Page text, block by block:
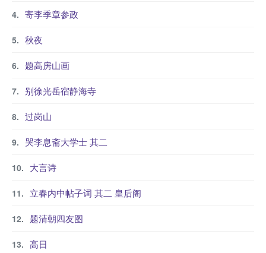
寄李季章参政
秋夜
题高房山画
别徐光岳宿静海寺
过岗山
哭李息斋大学士 其二
大言诗
立春内中帖子词 其二 皇后阁
题清朝四友图
高日